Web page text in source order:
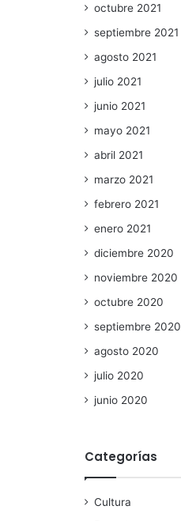
octubre 2021
septiembre 2021
agosto 2021
julio 2021
junio 2021
mayo 2021
abril 2021
marzo 2021
febrero 2021
enero 2021
diciembre 2020
noviembre 2020
octubre 2020
septiembre 2020
agosto 2020
julio 2020
junio 2020
Categorías
Cultura